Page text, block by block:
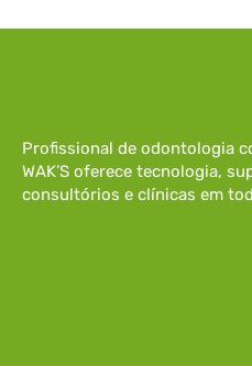
Profissional de odontologia
WAK’S oferece tecnologia,
consultórios e clínicas em